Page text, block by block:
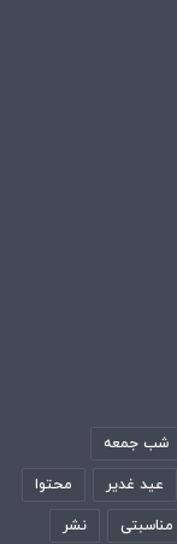
شب جمعه
عید غدیر محتوا
مناسبتی نشر